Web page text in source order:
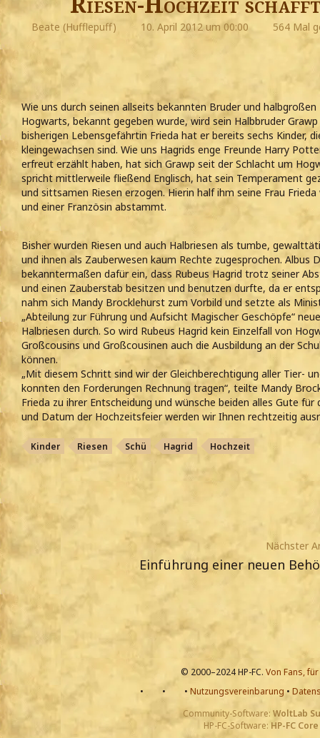
Beate (Hufflepuff) 10. April 2012 um 00:00 564 Mal
Wie uns durch seinen allseits bekannten Bruder und
Hogwarts, bekannt gegeben wurde, wird sein Halbbruder
bisherigen Lebensgefährtin Frieda hat er bereits sechs Kinder,
kleingewachsen sind. Wie uns Hagrids enge Freunde Harry
erfreut erzählt haben, hat sich Grawp seit der Schlacht um
spricht mittlerweile fließend Englisch, hat sein Temperament
und sittsamen Riesen erzogen. Hierin half ihm seine Frau
und einer Französin abstammt.
Bisher wurden Riesen und auch Halbriesen als tumbe,
und ihnen als Zauberwesen kaum Rechte zugesprochen. Albus
bekanntermaßen dafür ein, dass Rubeus Hagrid trotz seiner
und einen Zauberstab besitzen und benutzen durfte, da er
nahm sich Mandy Brocklehurst zum Vorbild und setzte als
„Abteilung zur Führung und Aufsicht Magischer Geschöpfe“
Halbriesen durch. So wird Rubeus Hagrid kein Einzelfall von
Großcousins und Großcousinen auch die Ausbildung an der
können.
„Mit diesem Schritt sind wir der Gleichberechtigung aller Tier-
konnten den Forderungen Rechnung tragen“, teilte Mandy
Frieda zu ihrer Entscheidung und wünsche beiden alles Gute
und Datum der Hochzeitsfeier werden wir Ihnen rechtzeitig
Kinder Riesen Schü Hagrid Hochzeit
Nächster
Einführung einer neuen
© 2000–2024 HP-FC. Von Fans,
•
• • Nutzungsvereinbarung •
Community-Software: WoltLab
HP-FC-Software: HP-FC Core